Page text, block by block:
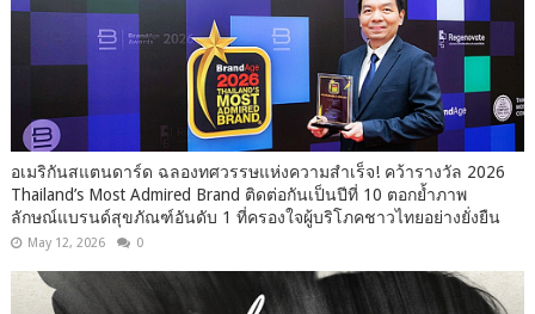
อเมริกันสแตนดาร์ด ฉลองทศวรรษแห่งความสำเร็จ! คว้ารางวัล 2026
Thailand’s Most Admired Brand ติดต่อกันเป็นปีที่ 10 ตอกย้ำภาพ
ลักษณ์แบรนด์สุขภัณฑ์อันดับ 1 ที่ครองใจผู้บริโภคชาวไทยอย่างยั่งยืน
May 12, 2026 0